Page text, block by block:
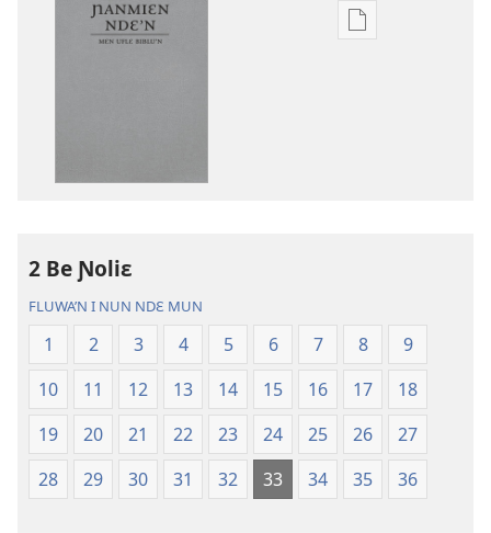
Nga
Ɲanmiɛn
Ndɛ’n
—
Mɛn
Uflɛ
Biblu’n
2 Be Ɲoliɛ
FLUWA’N I NUN NDƐ MUN
1 2 3 4 5 6 7 8
9
10
11 12 13 14 15 16 17
18
19
20 21 22 23 24 25 26
27
28
29 30 31 32 33 34 35 36